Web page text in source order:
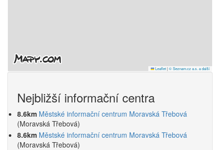
Leaflet|© Seznam.cz a.s. a další
Nejbližší informační centra
8.6km Městské informační centrum Moravská Třebová
(Moravská Třebová)
8.6km Městské informační centrum Moravská Třebová
(Moravská Třebová)